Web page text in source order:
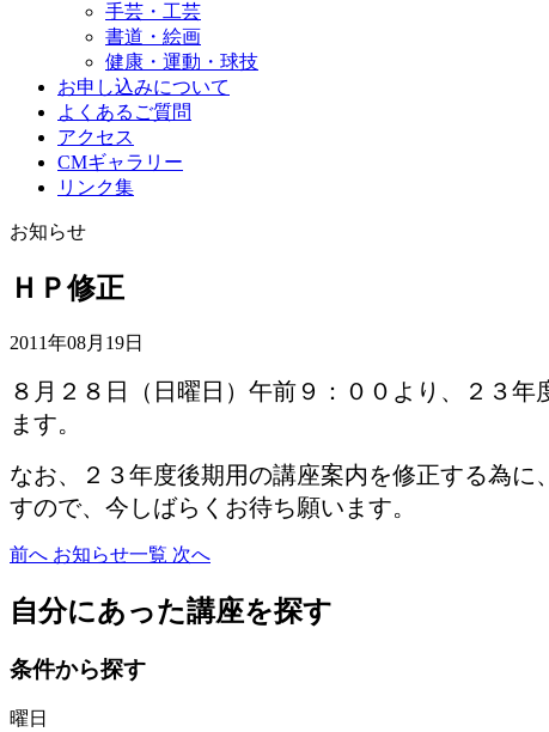
手芸・工芸
書道・絵画
健康・運動・球技
お申し込みについて
よくあるご質問
アクセス
CMギャラリー
リンク集
お知らせ
ＨＰ修正
2011年08月19日
８月２８日（日曜日）午前９：００より、２３
ます。
なお、２３年度後期用の講座案内を修正する為
すので、今しばらくお待ち願います。
前へ お知らせ一覧 次へ
自分にあった講座を探す
条件から探す
曜日